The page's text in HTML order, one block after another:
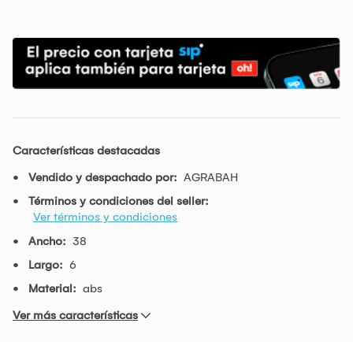
Características destacadas
Vendido y despachado por: AGRABAH
Términos y condiciones del seller:
Ver términos y condiciones
Ancho: 38
Largo: 6
Material: abs
Ver más características